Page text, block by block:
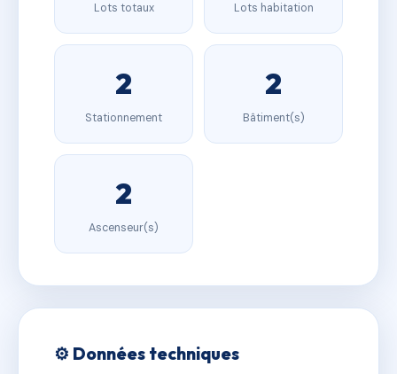
Lots totaux Lots habitation
2
Stationnement
2
Bâtiment(s)
2
Ascenseur(s)
⚙️ Données techniques